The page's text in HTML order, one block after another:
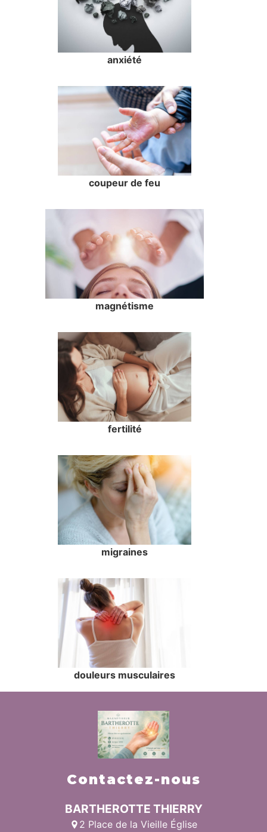
anxiété
coupeur de feu
magnétisme
fertilité
migraines
douleurs musculaires
Contactez-nous
BARTHEROTTE THIERRY
2 Place de la Vieille Église